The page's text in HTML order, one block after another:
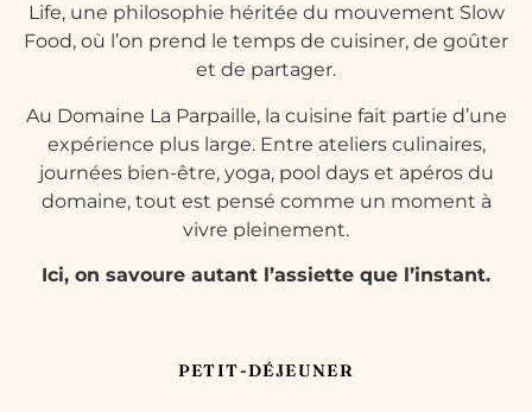
Life, une philosophie héritée du mouvement Slow
Food, où l’on prend le temps de cuisiner, de goûter
et de partager.
Au Domaine La Parpaille, la cuisine fait partie d’une
expérience plus large. Entre ateliers culinaires,
journées bien-être, yoga, pool days et apéros du
domaine, tout est pensé comme un moment à
vivre pleinement.
Ici, on savoure autant l’assiette que l’instant.
PETIT-DÉJEUNER